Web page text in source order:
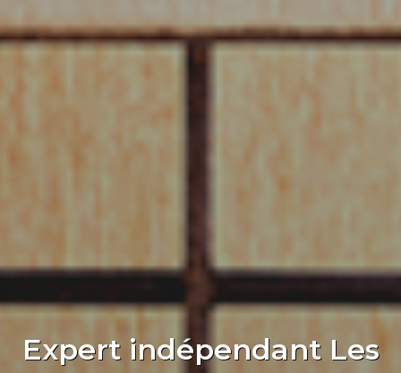
Expert indépendant Les